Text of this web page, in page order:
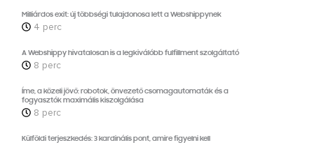
Milliárdos exit: új többségi tulajdonosa lett a Webshippynek
4 perc
A Webshippy hivatalosan is a legkiválóbb fulfillment szolgáltató
8 perc
Íme, a közeli jövő: robotok, önvezető csomagautomaták és a
fogyasztók maximális kiszolgálása
8 perc
Külföldi terjeszkedés: 3 kardinális pont, amire figyelni kell